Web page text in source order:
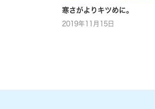
寒さがよりキツめに。
2019年11月15日